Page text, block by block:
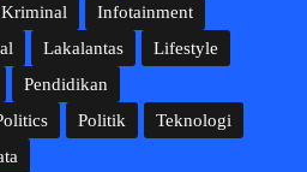
Infotainment
Lakalantas
Lifestyle
Pendidikan
Politik
Teknologi